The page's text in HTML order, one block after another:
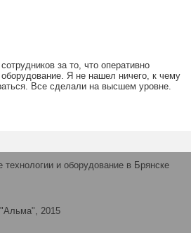
за то, что оперативно
Я не нашел ничего, к чему
Все сделали на высшем уровне.
и оборудование в Брянске
2015